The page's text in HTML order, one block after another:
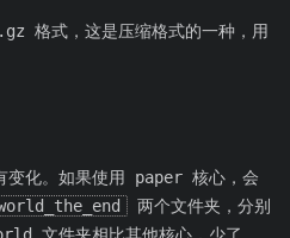
格式，这是压缩格式的一种，用
变化。如果使用 paper 核心，会
两个文件夹，分别
文件夹相比其他核心，少了